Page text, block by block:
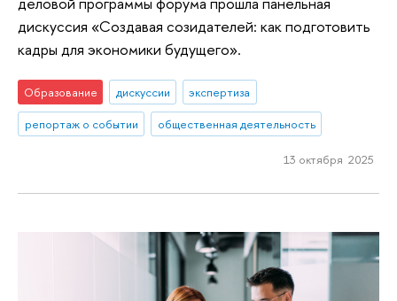
дискуссия «Создавая созидателей: как подготовить
кадры для экономики будущего».
Образование дискуссии
экспертиза
репортаж о событии
общественная деятельность
13 октября 2025